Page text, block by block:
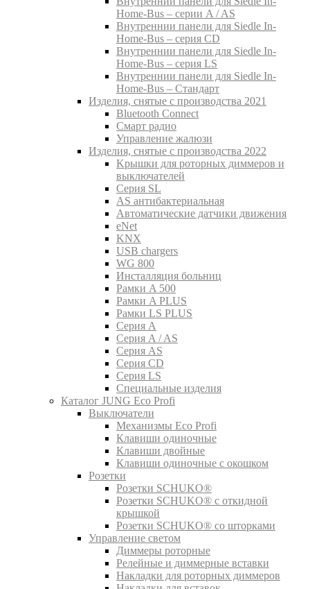
Home-Bus – серии A / AS
Внутреннии панели для Siedle In-
Home-Bus – серия CD
Внутреннии панели для Siedle In-
Home-Bus – серия LS
Внутреннии панели для Siedle In-
Home-Bus – Стандарт
Изделия, снятые с производства 2021
Bluetooth Connect
Смарт радио
Управление жалюзи
Изделия, снятые с производства 2022
Kрышки для роторных диммеров и
выключателей
Серия SL
AS антибактериальная
Aвтоматические датчики движения
eNet
KNX
USB chargers
WG 800
Инсталляция больниц
Рамки A 500
Рамки A PLUS
Рамки LS PLUS
Серия A
Серия A / AS
Серия AS
Серия CD
Серия LS
Специальные изделия
Каталог JUNG Eco Profi
Выключатели
Механизмы Eco Profi
Клавиши одиночные
Клавиши двойные
Клавиши одиночные с окошком
Розетки
Розетки SCHUKO®
Розетки SCHUKO® с откидной
крышкой
Розетки SCHUKO® со шторками
Управление светом
Диммеры роторные
Релейные и диммерные вставки
Накладки для роторных диммеров